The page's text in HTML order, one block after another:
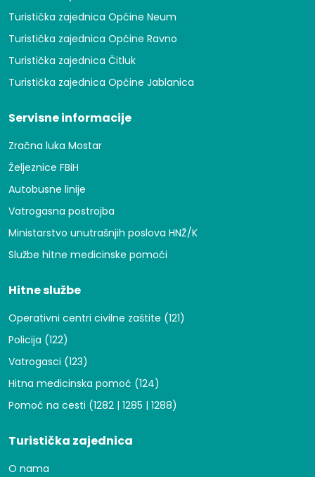
Turistička zajednica Općine Neum
Turistička zajednica Općine Ravno
Turistička zajednica Čitluk
Turistička zajednica Općine Jablanica
Servisne informacije
Zračna luka Mostar
Željeznice FBiH
Autobusne linije
Vatrogasna postrojba
Ministarstvo unutrašnjih poslova HNŽ/K
Službe hitne medicinske pomoći
Hitne službe
Operativni centri civilne zaštite (121)
Policija (122)
Vatrogasci (123)
Hitna medicinska pomoć (124)
Pomoć na cesti (1282 | 1285 | 1288)
Turistička zajednica
O nama